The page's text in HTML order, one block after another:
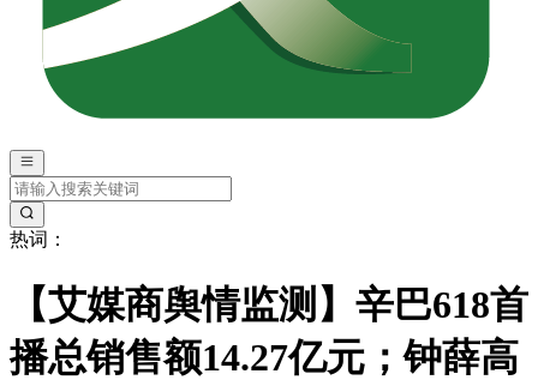
热词：
【艾媒商舆情监测】辛巴618首
播总销售额14.27亿元；钟薛高